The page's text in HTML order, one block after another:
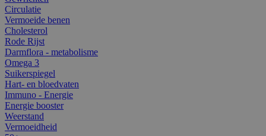
Circulatie
Vermoeide benen
Cholesterol
Rode Rijst
Darmflora - metabolisme
Omega 3
Suikerspiegel
Hart- en bloedvaten
Immuno - Energie
Energie booster
Weerstand
Vermoeidheid